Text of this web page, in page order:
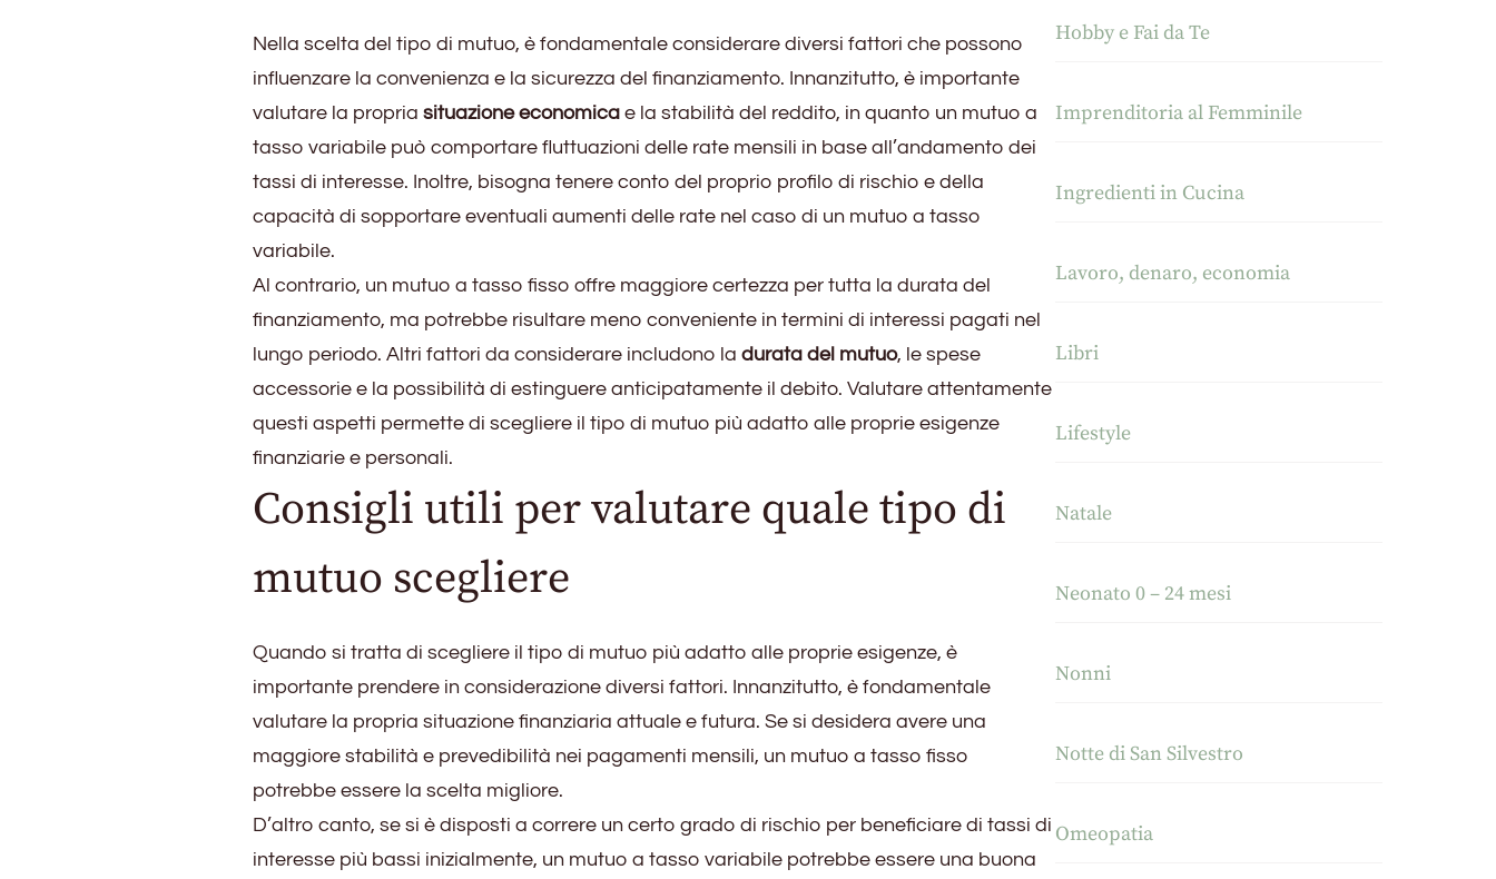
Nella scelta del tipo di mutuo, è fondamentale considerare diversi fattori che possono
influenzare la convenienza e la sicurezza del finanziamento. Innanzitutto, è importante
valutare la propria situazione economica e la stabilità del reddito, in quanto un mutuo a
tasso variabile può comportare fluttuazioni delle rate mensili in base all’andamento dei
tassi di interesse. Inoltre, bisogna tenere conto del proprio profilo di rischio e della
capacità di sopportare eventuali aumenti delle rate nel caso di un mutuo a tasso
variabile.
Al contrario, un mutuo a tasso fisso offre maggiore certezza per tutta la durata del
finanziamento, ma potrebbe risultare meno conveniente in termini di interessi pagati nel
lungo periodo. Altri fattori da considerare includono la durata del mutuo, le spese
accessorie e la possibilità di estinguere anticipatamente il debito. Valutare attentamente
questi aspetti permette di scegliere il tipo di mutuo più adatto alle proprie esigenze
finanziarie e personali.
Consigli utili per valutare quale tipo di
mutuo scegliere
Quando si tratta di scegliere il tipo di mutuo più adatto alle proprie esigenze, è
importante prendere in considerazione diversi fattori. Innanzitutto, è fondamentale
valutare la propria situazione finanziaria attuale e futura. Se si desidera avere una
maggiore stabilità e prevedibilità nei pagamenti mensili, un mutuo a tasso fisso
potrebbe essere la scelta migliore.
D’altro canto, se si è disposti a correre un certo grado di rischio per beneficiare di tassi di
interesse più bassi inizialmente, un mutuo a tasso variabile potrebbe essere una buona
Hobby e Fai da Te
Imprenditoria al Femminile
Ingredienti in Cucina
Lavoro, denaro, economia
Libri
Lifestyle
Natale
Neonato 0 – 24 mesi
Nonni
Notte di San Silvestro
Omeopatia